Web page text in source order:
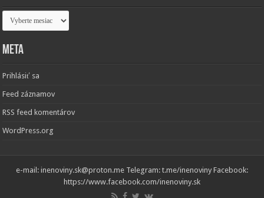
Archív
Meta
Prihlásiť sa
Feed záznamov
RSS feed komentárov
WordPress.org
e-mail: inenoviny.sk@proton.me Telegram: t.me/inenoviny Facebook:
https://www.facebook.com/inenoviny.sk